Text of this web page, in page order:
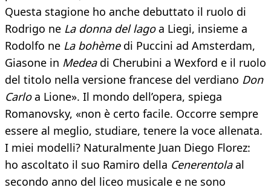
Questa stagione ho anche debuttato il ruolo di
Rodrigo ne La donna del lagoa Liegi, insieme a
Rodolfo ne La bohèmedi Puccini ad Amsterdam,
Giasone in Medeadi Cherubini a Wexford e il ruolo
del titolo nella versione francese del verdiano Don
Carloa Lione». Il mondo dell’opera, spiega
Romanovsky, «non è certo facile. Occorre sempre
essere al meglio, studiare, tenere la voce allenata.
I miei modelli? Naturalmente Juan Diego Florez:
ho ascoltato il suo Ramiro della Cenerentolaal
secondo anno del liceo musicale e ne sono